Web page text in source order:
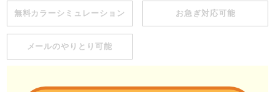
無料カラーシミュレーション お急ぎ対応可能
メールのやりとり可能